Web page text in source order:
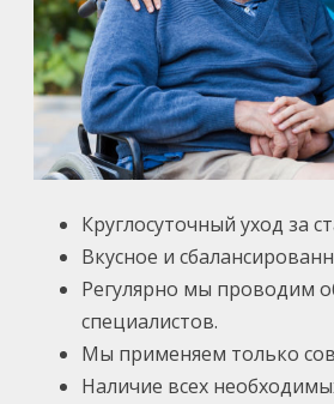
Круглосуточный уход за
Вкусное и
Регулярно мы проводим
специалистов.
Мы применяем только
Наличие всех